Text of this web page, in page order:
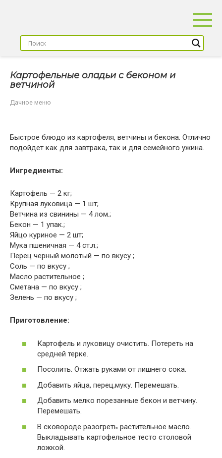
Картофельные оладьи с беконом и
ветчиной
Дачное меню
Быстрое блюдо из картофеля, ветчины и бекона. Отлично
подойдет как для завтрака, так и для семейного ужина.
Ингредиенты:
Картофель — 2 кг;
Крупная луковица — 1 шт;
Ветчина из свинины — 4 лом.;
Бекон — 1 упак.;
Яйцо куриное — 2 шт;
Мука пшеничная — 4 ст.л.;
Перец черный молотый — по вкусу ;
Соль — по вкусу ;
Масло растительное ;
Сметана — по вкусу ;
Зелень — по вкусу ;
Приготовление:
Картофель и луковицу очистить. Потереть на
средней терке.
Посолить. Отжать руками от лишнего сока.
Добавить яйца, перец,муку. Перемешать.
Добавить мелко порезанные бекон и ветчину.
Перемешать.
В сковороде разогреть растительное масло.
Выкладывать картофельное тесто столовой
ложкой.